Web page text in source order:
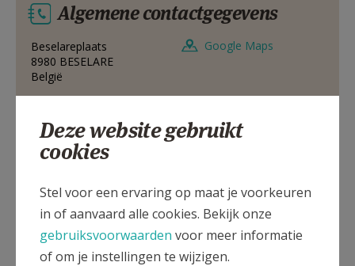
HULP
MIJN PAROCHIE
AANMELDEN OF REGISTREREN
Algemene contactgegevens
Beselareplaats
8980 BESELARE
België
Google Maps
Beselareplaats, 8980 BESELARE
Deze website gebruikt
cookies
Stel voor een ervaring op maat je voorkeuren
in of aanvaard alle cookies. Bekijk onze
gebruiksvoorwaarden voor meer informatie
of om je instellingen te wijzigen.